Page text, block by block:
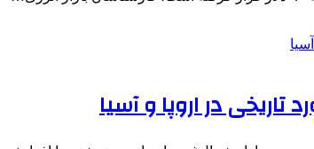
در اروپا و آسیا